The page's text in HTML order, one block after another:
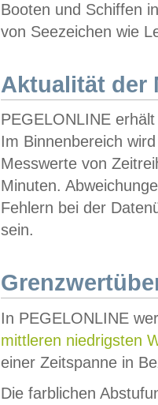
Booten und Schiffen
von Seezeichen wie
Aktualität der
PEGELONLINE
Im Binnenbereich
Messwerte von
Minuten.
Fehlern bei der
sein.
In PEGELONLINE
mittleren niedrigsten
einer Zeitspanne in
Die farblichen